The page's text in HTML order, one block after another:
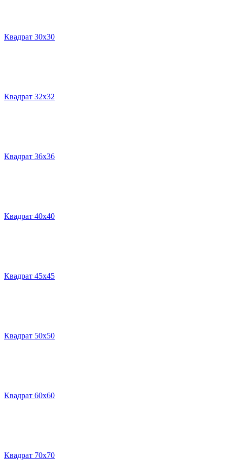
Квадрат 30х30
Квадрат 32х32
Квадрат 36х36
Квадрат 40х40
Квадрат 45х45
Квадрат 50х50
Квадрат 60х60
Квадрат 70х70